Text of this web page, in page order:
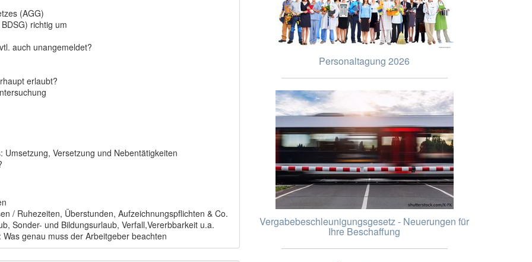
(AGG)
richtig um
auch unangemeldet?
erlaubt?
Versetzung und Nebentätigkeiten
/ Ruhezeiten, Überstunden, Aufzeichnungspflichten & Co.
Sonder- und Bildungsurlaub, Verfall,Vererbbarkeit u.a.
genau muss der Arbeitgeber beachten
Personaltagung 2026
Vergabebeschleunigungsgesetz - Neuerungen für
Ihre Beschaffung